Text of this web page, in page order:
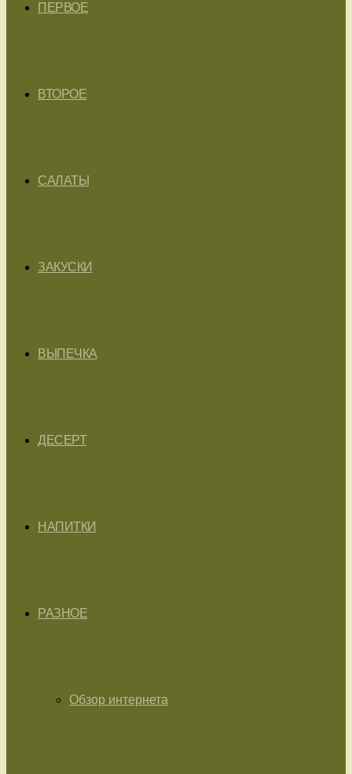
ПЕРВОЕ
ВТОРОЕ
САЛАТЫ
ЗАКУСКИ
ВЫПЕЧКА
ДЕСЕРТ
НАПИТКИ
РАЗНОЕ
Обзор интернета